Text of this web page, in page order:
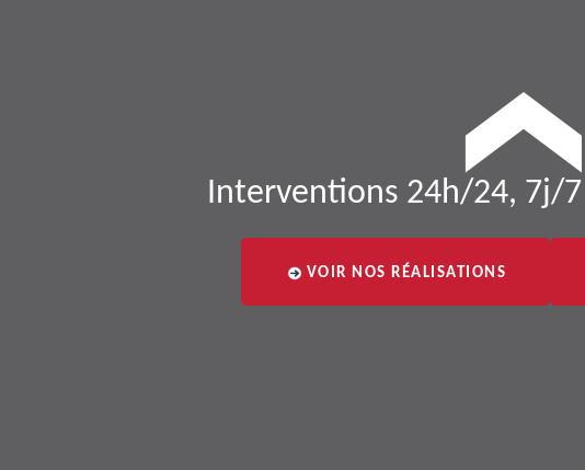
Interventions 24h/24, 7j/
VOIR NOS RÉALISATIONS